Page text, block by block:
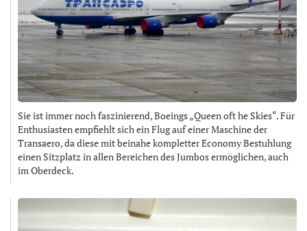
Sie ist immer noch faszinierend, Boeings „Queen oft he Skies“. Für
Enthusiasten empfiehlt sich ein Flug auf einer Maschine der
Transaero, da diese mit beinahe kompletter Economy Bestuhlung
einen Sitzplatz in allen Bereichen des Jumbos ermöglichen, auch
im Oberdeck.